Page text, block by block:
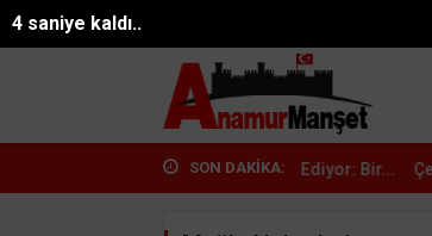
3 saniye kaldı..
SON DAKİKA:
CHP'den İstifalar Devam Ediyor: Bir... Çetin